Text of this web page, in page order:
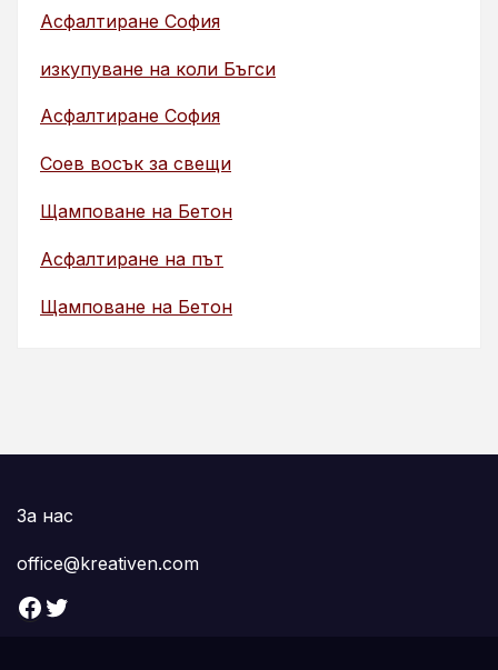
Асфалтиране София
изкупуване на коли Бъгси
Асфалтиране София
Соев восък за свещи
Щамповане на Бетон
Асфалтиране на път
Щамповане на Бетон
За нас
office@kreativen.com
Facebook Twitter